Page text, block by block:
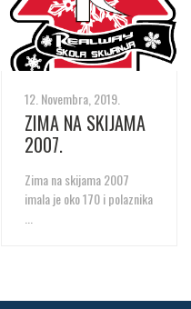
12. Novembra, 2019.
ZIMA NA SKIJAMA
2007.
Zima na skijama 2007
imala je oko 170 i polaznika